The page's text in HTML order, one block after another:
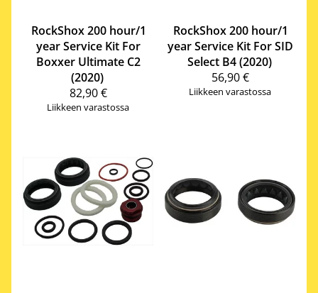
RockShox200 hour/1
year Service Kit For
Boxxer Ultimate C2
(2020)
82,90 €
Liikkeen varastossa
RockShox200 hour/1
year Service Kit For SID
Select B4 (2020)
56,90 €
Liikkeen varastossa